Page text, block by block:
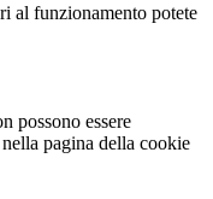
al funzionamento potete
possono essere
pagina della cookie